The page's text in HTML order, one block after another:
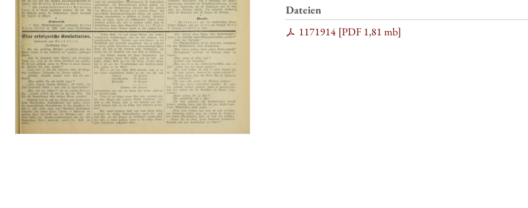
Dateien
1171914 [PDF1,81 mb]